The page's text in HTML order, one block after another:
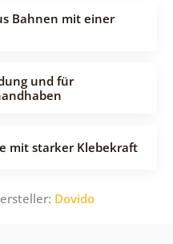
Bahnen mit einer
und für
mit starker Klebekraft
Dovido